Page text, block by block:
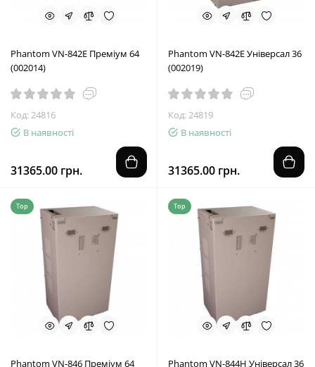
Phantom VN-842E Преміум 64
(002014)
Код: 24816
В наявності
31365.00 грн.
Phantom VN-842E Універсал 36
(002019)
Код: 24819
В наявності
31365.00 грн.
Top
Phantom VN-846 Преміум 64
Top
Phantom VN-844Н Універсал 36